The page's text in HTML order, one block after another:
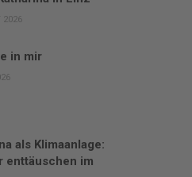
2026
in mir
als Klimaanlage:
enttäuschen im